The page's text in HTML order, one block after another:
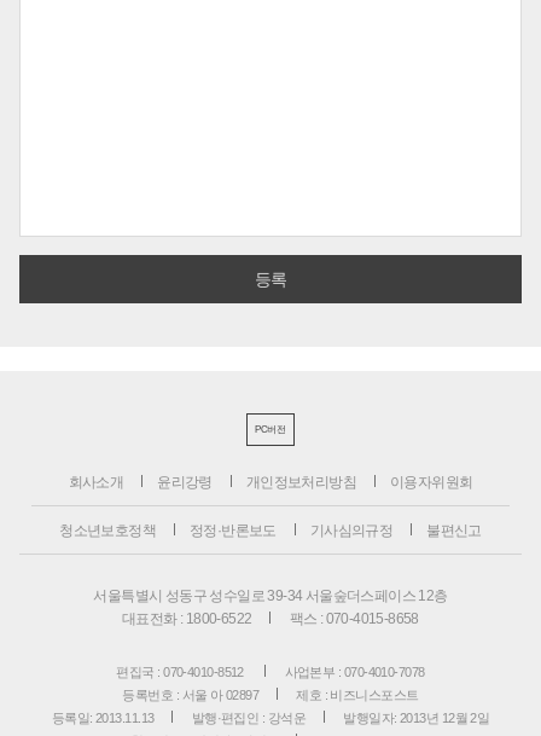
PC버전
회사소개 윤리강령 개인정보처리방침 이용자위원회
청소년보호정책 정정·반론보도 기사심의규정 불편신고
서울특별시 성동구 성수일로 39-34 서울숲더스페이스 12층
대표전화 : 1800-6522
팩스 : 070-4015-8658
편집국 : 070-4010-8512
사업본부 : 070-4010-7078
등록번호 : 서울 아 02897
제호 : 비즈니스포스트
등록일: 2013.11.13
발행·편집인 : 강석운
발행일자: 2013년 12월 2일